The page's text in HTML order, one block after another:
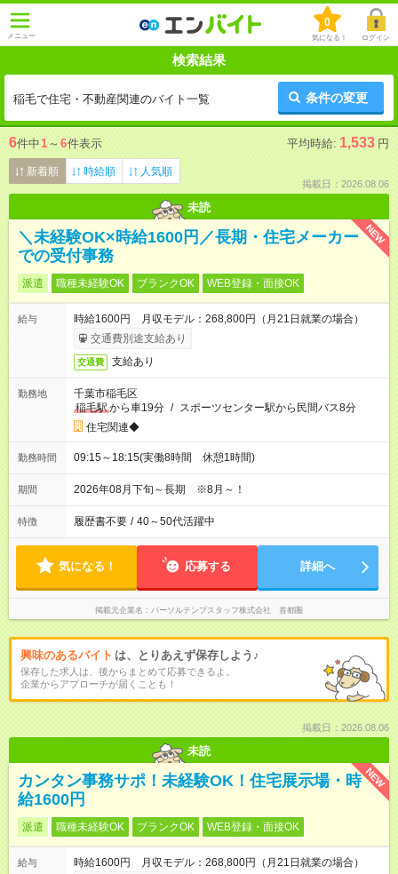
メニュー
0
気になる！ ログイン
検索結果
稲毛で住宅・不動産関連のバイト一覧 条件の変更
6件中1 ～ 6件表示 平均時給: 1,533 円
新着順 時給順 人気順
掲載日：2026.08.06
未読
NEW
＼未経験OK×時給1600円／長期・住宅メーカー
での受付事務
派遣 職種未経験OK ブランクOK WEB登録・面接OK
給与
時給1600円 月収モデル：268,800円（月21日就業の場合）
交通費別途支給あり
交通費 支給あり
勤務地
千葉市稲毛区
稲毛駅から車19分 / スポーツセンター駅から民間バス8分
住宅関連◆
勤務時間 09:15～18:15(実働8時間 休憩1時間)
期間 2026年08月下旬～長期 ※8月～！
特徴 履歴書不要 / 40～50代活躍中
気になる！ 応募する 詳細へ
掲載元企業名 パーソルテンプスタッフ株式会社 首都圏
興味のあるバイト は、とりあえず保存しよう♪
保存した求人は、後からまとめて応募できるよ。
企業からアプローチが届くことも！
掲載日：2026.08.06
未読
NEW
カンタン事務サポ！未経験OK！住宅展示場・時
給1600円
派遣 職種未経験OK ブランクOK WEB登録・面接OK
給与
時給1600円 月収モデル：268,800円（月21日就業の場合）